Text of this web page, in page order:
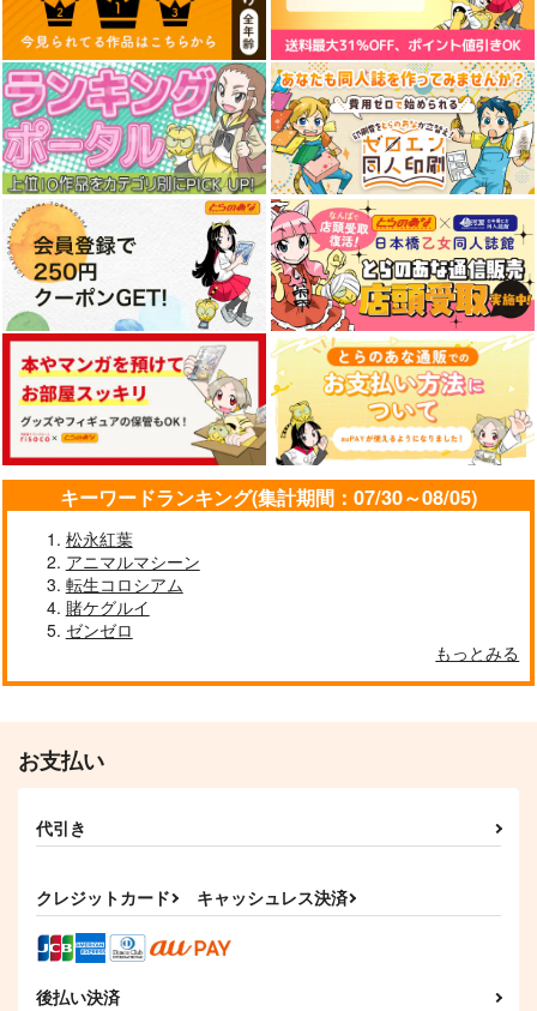
作品詳細
【有償特典】特製B2
タペストリー（武田弘
光アートワーク
ス 珠）
KADOKAWA
1,650円（税込）
サンプル
作品詳細
アングラ系男子と初
恋 2
フロンティアワークス
825円（税込）
サンプル
作品詳細
ミルクなきみとビター
な彼 2
フロンティアワークス
858 円（税込）
作品詳細
【有償特典】16P小冊
子（ミルクなきみとビ
ターな彼 2）
フロンティアワークス
キーワードランキング(集計期間：07/30～08/05)
松永紅葉
アニマルマシーン
転生コロシアム
賭ケグルイ
ゼンゼロ
もっとみる
お支払い
代引き
クレジットカード キャッシュレス決済
後払い決済